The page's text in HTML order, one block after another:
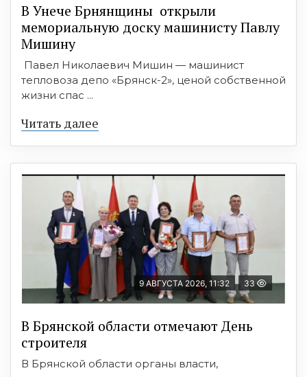
В Унече Брнянщины открыли
мемориальную доску машинисту Павлу
Мишину
Павел Николаевич Мишин — машинист
тепловоза депо «Брянск-2», ценой собственной
жизни спас ...
Читать далее
9 АВГУСТА 2026, 11:32 33
В Брянской области отмечают День
строителя
В Брянской области органы власти,